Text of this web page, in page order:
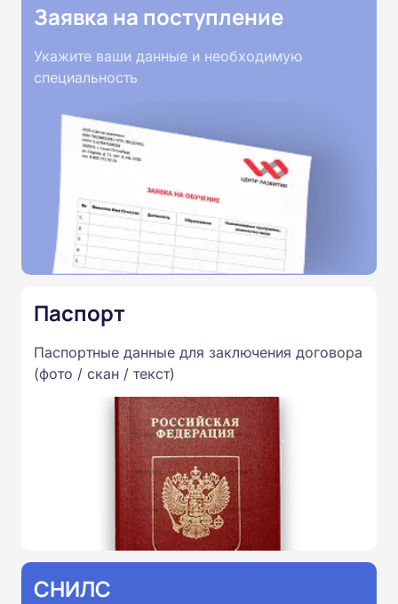
Заявка на поступление
Укажите ваши данные и необходимую
специальность
Паспорт
Паспортные данные для заключения договора
(фото / скан / текст)
СНИЛС